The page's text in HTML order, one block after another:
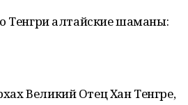
Тенгри алтайские шаманы:
Великий Отец Хан Тенгре,